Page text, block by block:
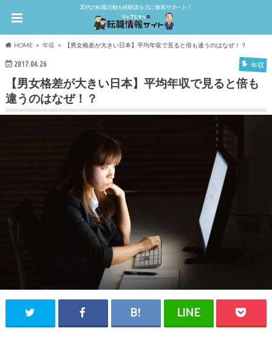
20代の転職活動を経験談を元に徹底サポート！
HOME 年収 【男女格差が大きい日本】平均年収で見ると倍も違うのはなぜ！？
2017.04.26 年収
【男女格差が大きい日本】平均年収で見ると倍も
違うのはなぜ！？